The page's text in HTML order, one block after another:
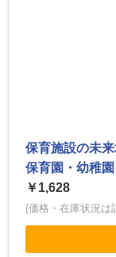
保育施設の未
保育園・幼稚
￥1,628
(価格・在庫状況は